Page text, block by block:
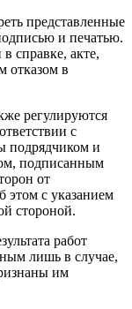
представленные
и печатью.
справке, акте,
отказом в
регулируются
с
подрядчиком и
подписанным
от
этом с указанием
стороной.
работ
лишь в случае,
им